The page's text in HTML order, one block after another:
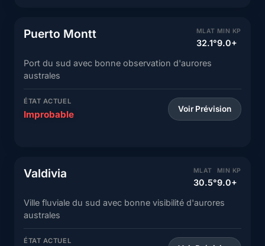
Puerto Montt MLAT
32.1°
MIN KP
9.0+
Port du sud avec bonne observation d'aurores
australes
ÉTAT ACTUEL
Improbable Voir Prévision
Valdivia MLAT
30.5°
MIN KP
9.0+
Ville fluviale du sud avec bonne visibilité d'aurores
australes
ÉTAT ACTUEL